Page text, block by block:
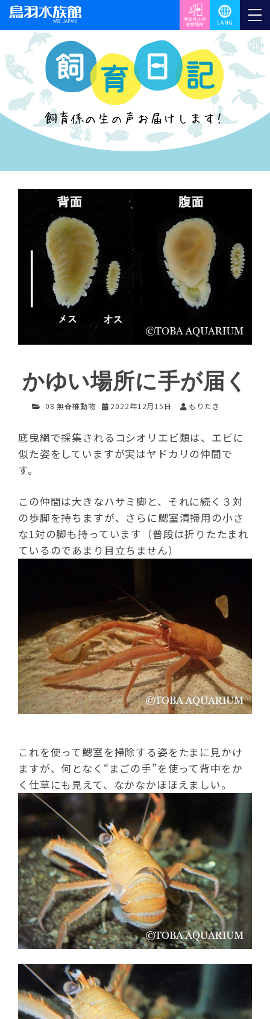
かゆい場所に手が届く
08 無脊椎動物 2022年12月15日 もりたき
底曳網で採集されるコシオリエビ類は、エビに
似た姿をしていますが実はヤドカリの仲間で
す。
この仲間は大きなハサミ脚と、それに続く３対
の歩脚を持ちますが、さらに鰓室清掃用の小さ
な1対の脚も持っています（普段は折りたたまれ
ているのであまり目立ちません）
これを使って鰓室を掃除する姿をたまに見かけ
ますが、何となく“まごの手”を使って背中をか
く仕草にも見えて、なかなかほほえましい。